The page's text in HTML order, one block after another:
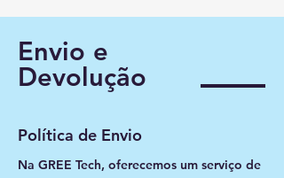
Envio e
Devolução
Política de Envio
Na GREE Tech, oferecemos um serviço de